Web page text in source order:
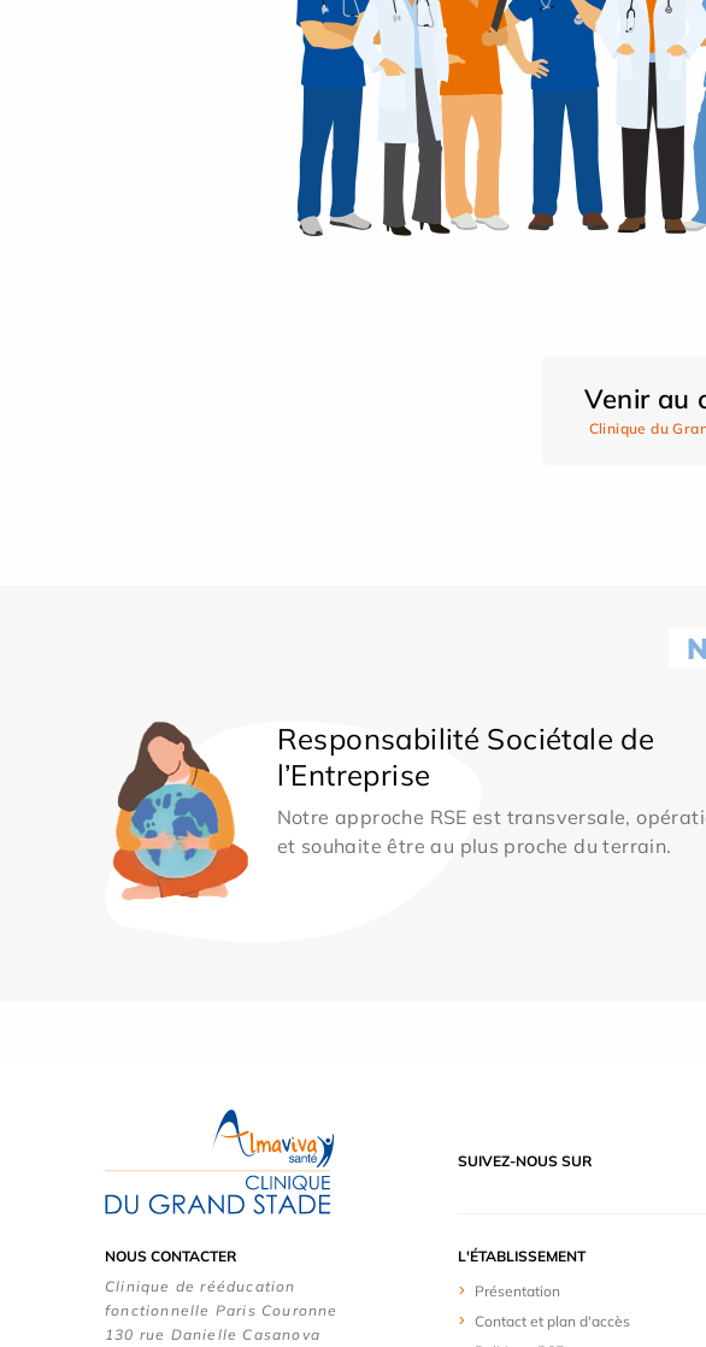
Venir au
Clinique du
Responsabilité Sociétale de
l’Entreprise
Notre approche RSE est transversale,
et souhaite être au plus proche du terrain.
SUIVEZ-NOUS SUR
NOUS CONTACTER
Clinique de rééducation
fonctionnelle Paris Couronne
130 rue Danielle Casanova
L'ÉTABLISSEMENT
Présentation
Contact et plan d'accès